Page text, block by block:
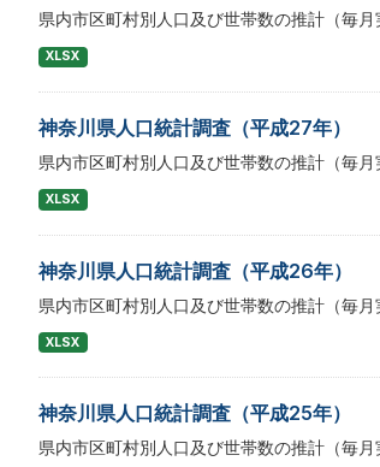
県内市区町村別人口及び世帯数の推計（毎月
XLSX
神奈川県人口統計調査（平成27年）
県内市区町村別人口及び世帯数の推計（毎月
XLSX
神奈川県人口統計調査（平成26年）
県内市区町村別人口及び世帯数の推計（毎月
XLSX
神奈川県人口統計調査（平成25年）
県内市区町村別人口及び世帯数の推計（毎月